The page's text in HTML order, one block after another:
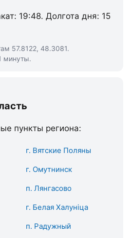
19:48. Долгота дня: 15
57.8122, 48.3081.
минуты.
пункты региона:
г. Вятские Поляны
г. Омутнинск
п. Лянгасово
г. Белая Халуніца
п. Радужный